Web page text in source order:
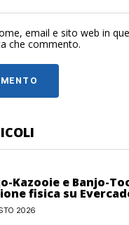
email e sito web in
che commento.
Kazooie e Banjo-
fisica su
2026